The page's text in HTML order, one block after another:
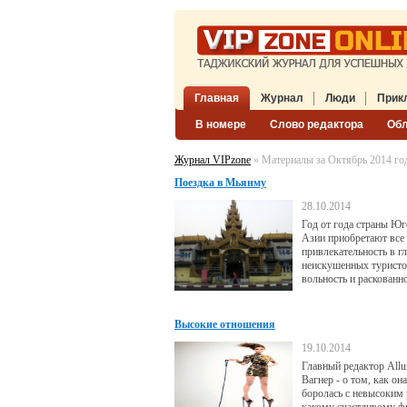
Главная Журнал
В номере Слово редактора
Люди
Журнал VIPzone » Материалы за Октябрь 2014
Поездка в Мьянму
28.10.2014
Год от года страны
Азии приобретают
привлекательность в
неискушенных
вольность и
обороты, являясь
ценностей и
наследия. Эта
со всеми
Высокие отношения
19.10.2014
Главный редактор
Вагнер - о том, как
боролась с невысоким